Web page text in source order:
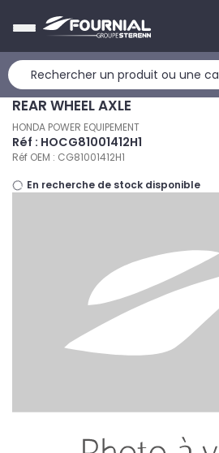
REAR WHEEL AXLE
HONDA POWER EQUIPEMENT
Réf : HOCG81001412H1
Réf OEM : CG81001412H1
En recherche de stock disponible